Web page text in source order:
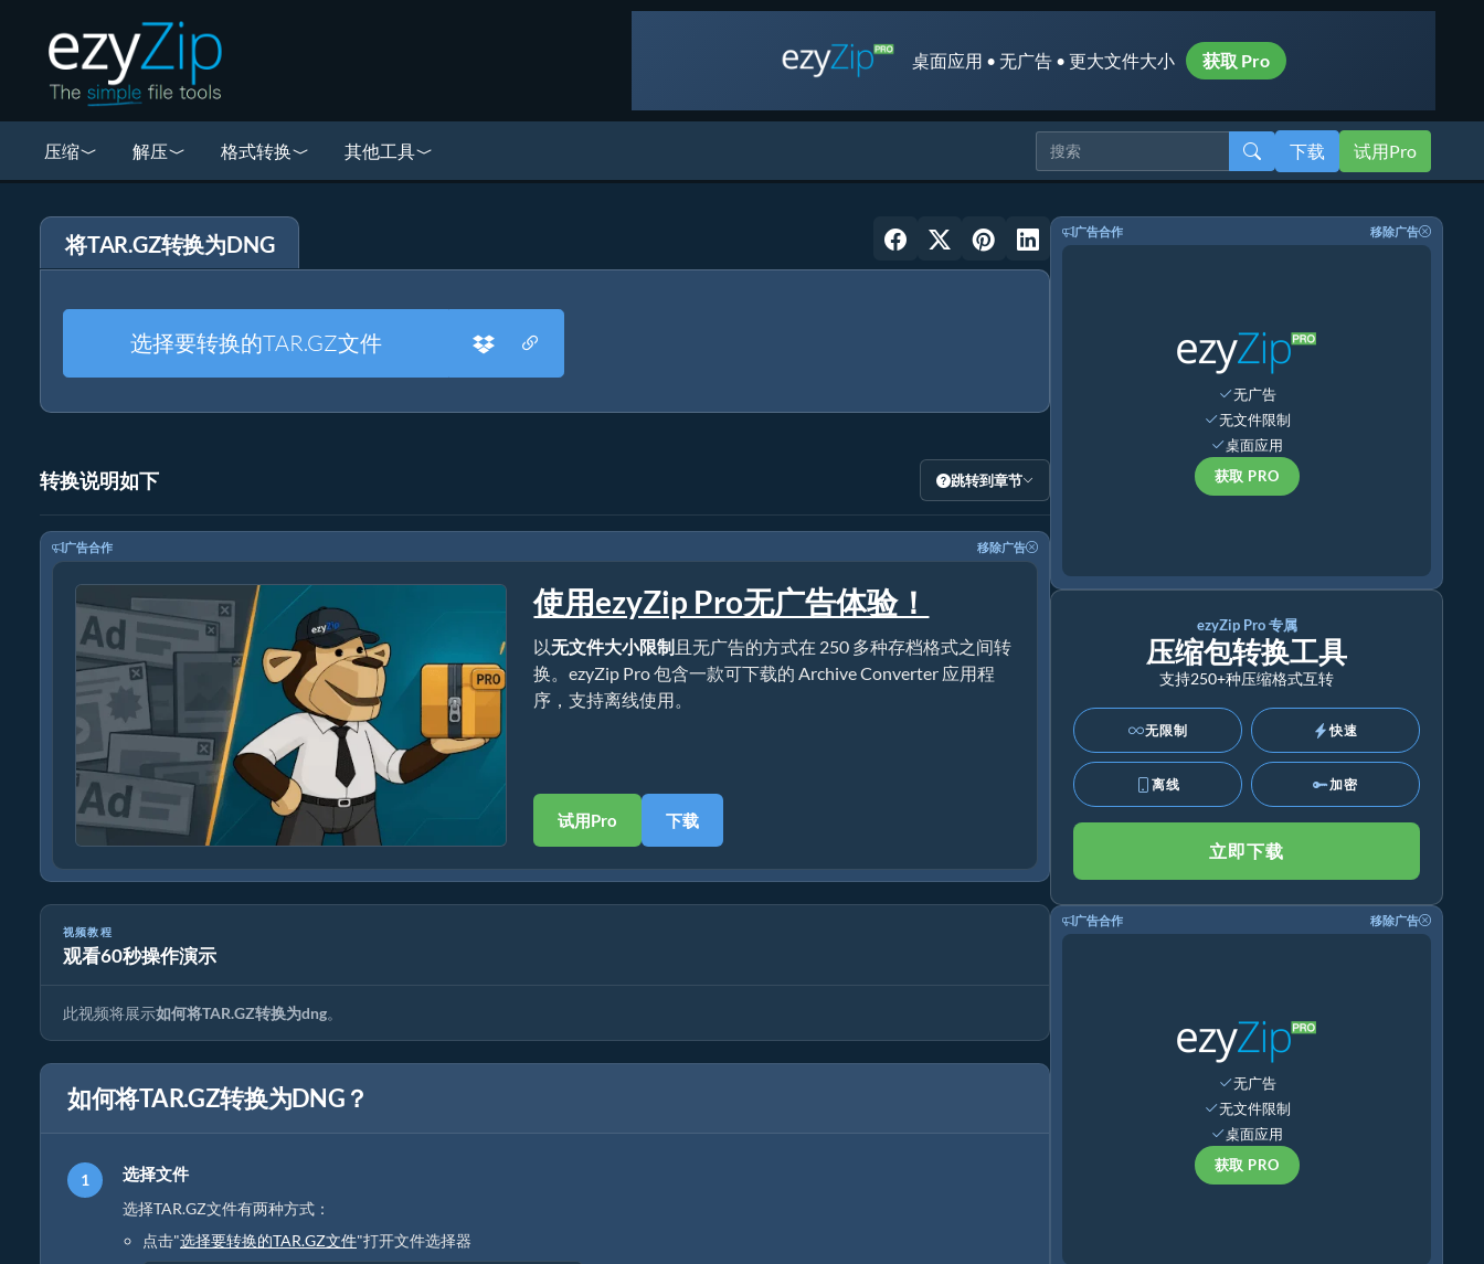
桌面应用 • 无广告 • 更大文件大小 获取 Pro
压缩 解压 格式转换 其他工具 下载 试用Pro
将TAR.GZ转换为DNG
选择要转换的TAR.GZ文件
转换说明如下 跳转到章节
广告合作 移除广告
使用ezyZip Pro无广告体验！
以无文件大小限制且无广告的方式在 250 多种存档格式之间转
换。ezyZip Pro 包含一款可下载的 Archive Converter 应用程
序，支持离线使用。
试用Pro 下载
视频教程
观看60秒操作演示
如何将TAR.GZ转换为原始文件（简单指南）
此视频将展示如何将TAR.GZ转换为dng。
如何将TAR.GZ转换为DNG？
选择文件
选择TAR.GZ文件有两种方式：
点击"选择要转换的TAR.GZ文件"打开文件选择器
广告合作 移除广告
无广告
无文件限制
桌面应用
获取 PRO
ezyZip Pro 专属
压缩包转换工具
支持250+种压缩格式互转
无限制 快速
离线 加密
立即下载
广告合作 移除广告
无广告
无文件限制
桌面应用
获取 PRO